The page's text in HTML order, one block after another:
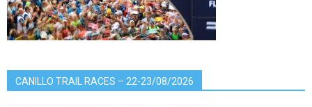
CANILLO TRAIL RACES – 22-23/08/2026